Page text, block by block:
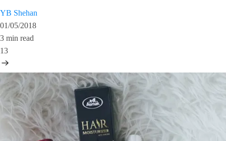
YB Shehan
01/05/2018
3 min read
13